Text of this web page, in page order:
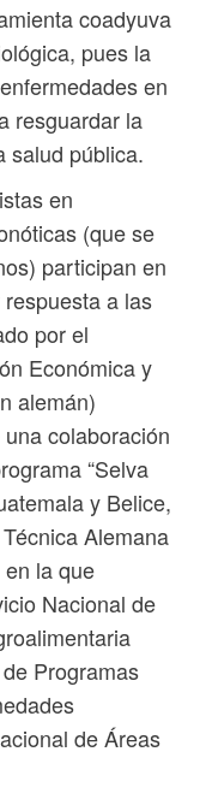
coadyuva
pues la
en
resguardar la
salud pública.
en
(que se
participan en
a las
por el
Económica y
alemán)
colaboración
“Selva
y Belice,
Alemana
la que
Nacional de
Programas
de Áreas